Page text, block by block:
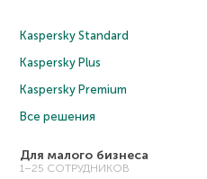
Kaspersky Standard
Kaspersky Plus
Kaspersky Premium
Все решения
Для малого бизнеса
1–25 СОТРУДНИКОВ